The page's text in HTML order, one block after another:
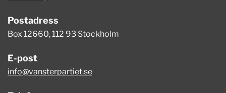
Postadress
Box 12660, 112 93 Stockholm
E-post
info@vansterpartiet.se